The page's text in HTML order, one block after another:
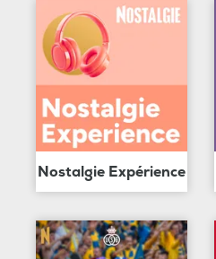
Nostalgie Expérience